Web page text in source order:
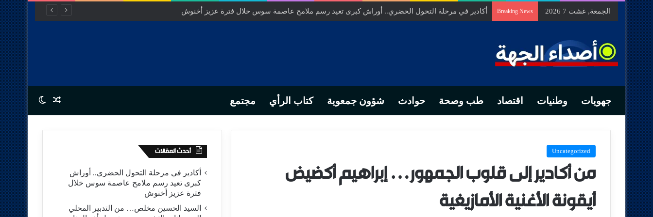
الجمعة, غشت 7 2026 Breaking News السيد الحسين مخلص… من التدبير المحلي إلى رهانات التشريع وبصمة رجل أعمال ناجح
جهويات وطنيات اقتصاد طب وصحة حوادث شؤون جمعوية كتاب الرأي مجتمع Random Article
Switch skin
Uncategorized
من أكادير إلى قلوب الجمهور… إبراهيم أكضيض
أيقونة الأغنية الأمازيغية
أحدث المقالات
أكادير في مرحلة التحول الحضري.. أوراش
كبرى تعيد رسم ملامح عاصمة سوس خلال
فترة عزيز أخنوش
السيد الحسين مخلص… من التدبير المحلي